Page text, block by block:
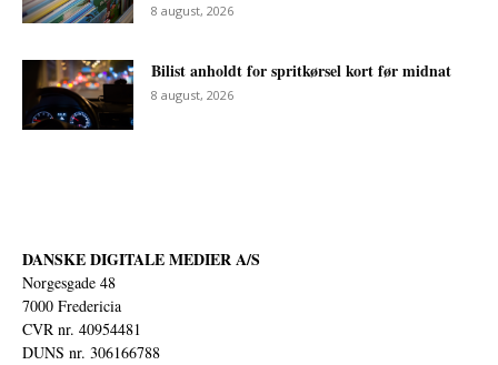
8 august, 2026
Bilist anholdt for spritkørsel kort før midnat
8 august, 2026
DANSKE DIGITALE MEDIER A/S
Norgesgade 48
7000 Fredericia
CVR nr. 40954481
DUNS nr. 306166788